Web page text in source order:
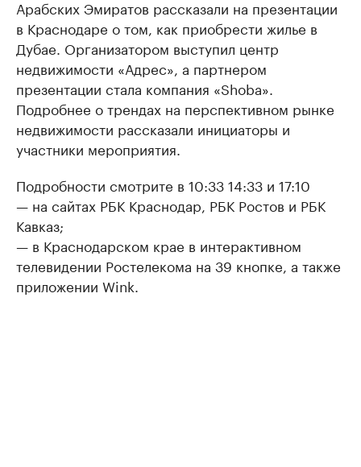
Арабских Эмиратов рассказали на презентации
в Краснодаре о том, как приобрести жилье в
Дубае. Организатором выступил центр
недвижимости «Адрес», а партнером
презентации стала компания «Shoba».
Подробнее о трендах на перспективном рынке
недвижимости рассказали инициаторы и
участники мероприятия.
Подробности смотрите в 10:33 14:33 и 17:10
— на сайтах РБК Краснодар, РБК Ростов и РБК
Кавказ;
— в Краснодарском крае в интерактивном
телевидении Ростелекома на 39 кнопке, а также
приложении Wink.